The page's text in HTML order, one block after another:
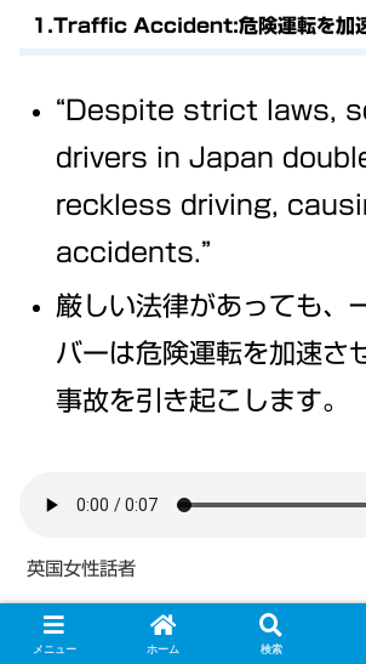
1.Traffic Accident:危険運転を加
“Despite strict laws,
drivers in Japan
reckless driving,
accidents.”
厳しい法律があっても、
バーは危険運転を加速さ
事故を引き起こします。
英国女性話者
2.Addictive Habit:スマホ閲覧時間
メニュー ホーム 検索